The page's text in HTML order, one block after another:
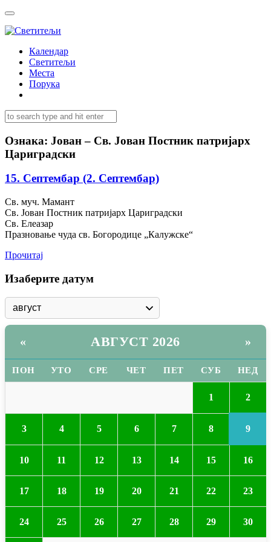
Календар
Светитељи
Места
Порука
Ознака: Јован – Св. Јован Постник патријарх
Цариградски
15. Септембар (2. Септембар)
Св. муч. Мамант
Св. Јован Постник патријарх Цариградски
Св. Елеазар
Празновање чуда св. Богородице „Калужске“
Прочитај
Изаберите датум
« АВГУСТ 2026 »
ПОН УТО СРЕ ЧЕТ ПЕТ СУБ НЕД
1 2
3 4 5 6 7 8 9
10 11 12 13 14 15 16
17 18 19 20 21 22 23
24 25 26 27 28 29 30